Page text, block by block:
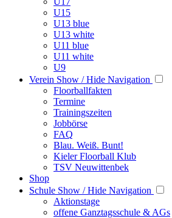
U15
U13 blue
U13 white
U11 blue
U11 white
U9
Verein Show / Hide Navigation
Floorballfakten
Termine
Trainingszeiten
Jobbörse
FAQ
Blau. Weiß. Bunt!
Kieler Floorball Klub
TSV Neuwittenbek
Shop
Schule Show / Hide Navigation
Aktionstage
offene Ganztagsschule & AGs